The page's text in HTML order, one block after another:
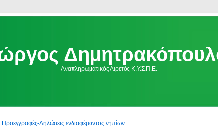
Αναπληρωματικός Αιρετός Κ.Υ.Σ.Π.Ε.
Προεγγραφές-Δηλώσεις ενδιαφέροντος νηπίων